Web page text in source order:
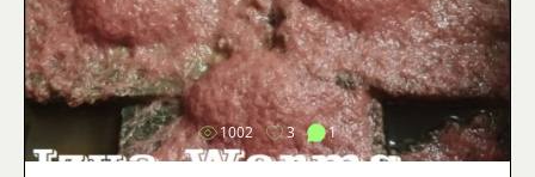
Bild
1002 3 1